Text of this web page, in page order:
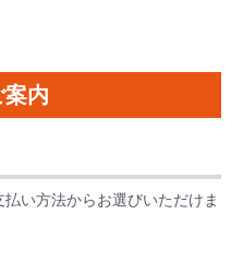
案内
い方法からお選びいただけま